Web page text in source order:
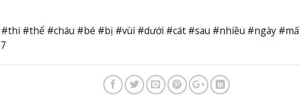
#thể #cháu #bé #bị #vùi #dưới #cát #sau #nhiều #ngày